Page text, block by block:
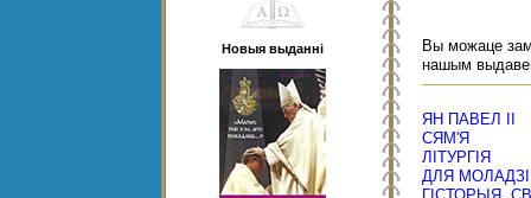
Новыя выданні
Вы можаце
нашым
ЯН ПАВЕЛ ІІ
СЯМ'Я
ЛІТУРГІЯ
ДЛЯ МОЛАДЗІ